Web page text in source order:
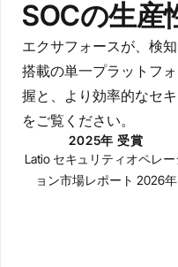
SOCの生産
エクサフォースが、検
搭載の単一プラットフ
握と、より効率的なセ
をご覧ください。
2025年 受賞
Latio セキュリティオペレー
ョン市場レポート 2026年